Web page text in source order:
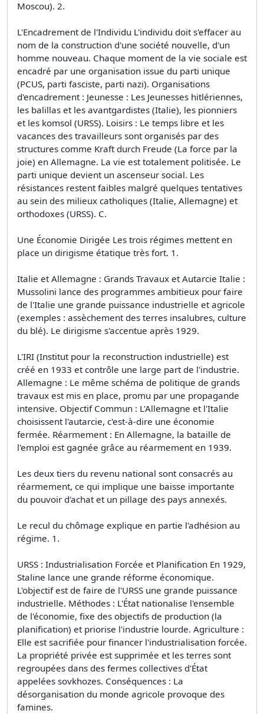
Moscou). 2.
L'Encadrement de l'Individu L'individu doit s'effacer au
nom de la construction d'une société nouvelle, d'un
homme nouveau. Chaque moment de la vie sociale est
encadré par une organisation issue du parti unique
(PCUS, parti fasciste, parti nazi). Organisations
d'encadrement : Jeunesse : Les Jeunesses hitlériennes,
les balillas et les avantgardistes (Italie), les pionniers
et les komsol (URSS). Loisirs : Le temps libre et les
vacances des travailleurs sont organisés par des
structures comme Kraft durch Freude (La force par la
joie) en Allemagne. La vie est totalement politisée. Le
parti unique devient un ascenseur social. Les
résistances restent faibles malgré quelques tentatives
au sein des milieux catholiques (Italie, Allemagne) et
orthodoxes (URSS). C.
Une Économie Dirigée Les trois régimes mettent en
place un dirigisme étatique très fort. 1.
Italie et Allemagne : Grands Travaux et Autarcie Italie :
Mussolini lance des programmes ambitieux pour faire
de l'Italie une grande puissance industrielle et agricole
(exemples : assèchement des terres insalubres, culture
du blé). Le dirigisme s'accentue après 1929.
L'IRI (Institut pour la reconstruction industrielle) est
créé en 1933 et contrôle une large part de l'industrie.
Allemagne : Le même schéma de politique de grands
travaux est mis en place, promu par une propagande
intensive. Objectif Commun : L'Allemagne et l'Italie
choisissent l'autarcie, c'est-à-dire une économie
fermée. Réarmement : En Allemagne, la bataille de
l'emploi est gagnée grâce au réarmement en 1939.
Les deux tiers du revenu national sont consacrés au
réarmement, ce qui implique une baisse importante
du pouvoir d'achat et un pillage des pays annexés.
Le recul du chômage explique en partie l'adhésion au
régime. 1.
URSS : Industrialisation Forcée et Planification En 1929,
Staline lance une grande réforme économique.
L'objectif est de faire de l'URSS une grande puissance
industrielle. Méthodes : L'État nationalise l'ensemble
de l'économie, fixe des objectifs de production (la
planification) et priorise l'industrie lourde. Agriculture :
Elle est sacrifiée pour financer l'industrialisation forcée.
La propriété privée est supprimée et les terres sont
regroupées dans des fermes collectives d'État
appelées sovkhozes. Conséquences : La
désorganisation du monde agricole provoque des
famines.